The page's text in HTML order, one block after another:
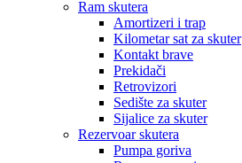
Ram skutera
Amortizeri i trap
Kilometar sat za skuter
Kontakt brave
Prekidači
Retrovizori
Sedište za skuter
Sijalice za skuter
Rezervoar skutera
Pumpa goriva